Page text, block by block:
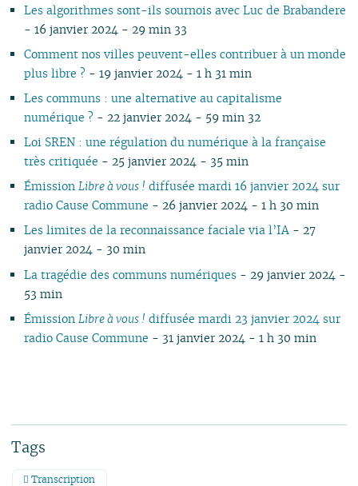
Les algorithmes sont-ils sournois avec Luc de Brabandere
- 16 janvier 2024 - 29 min 33
Comment nos villes peuvent-elles contribuer à un monde
plus libre ? - 19 janvier 2024 - 1 h 31 min
Les communs : une alternative au capitalisme
numérique ? - 22 janvier 2024 - 59 min 32
Loi SREN : une régulation du numérique à la française
très critiquée - 25 janvier 2024 - 35 min
ÉmissionLibre à vous ! diffusée mardi 16 janvier 2024 sur
radio Cause Commune - 26 janvier 2024 - 1 h 30 min
Les limites de la reconnaissance faciale via l’IA - 27
janvier 2024 - 30 min
La tragédie des communs numériques - 29 janvier 2024 -
53 min
ÉmissionLibre à vous ! diffusée mardi 23 janvier 2024 sur
radio Cause Commune - 31 janvier 2024 - 1 h 30 min
Tags
Transcription